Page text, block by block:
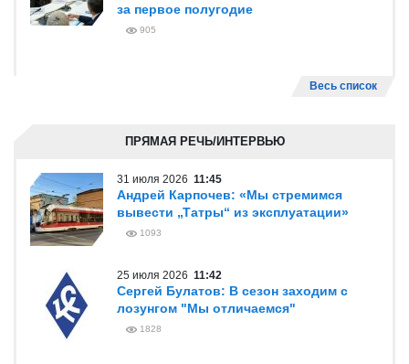
за первое полугодие
905
Весь список
ПРЯМАЯ РЕЧЬ/ИНТЕРВЬЮ
31 июля 2026 11:45
Андрей Карпочев: «Мы стремимся
вывести „Татры“ из эксплуатации»
1093
25 июля 2026 11:42
Сергей Булатов: В сезон заходим с
лозунгом "Мы отличаемся"
1828